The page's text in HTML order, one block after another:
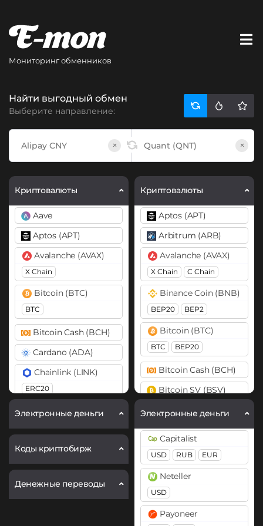
Мониторинг обменников
Найти выгодный обмен
Выберите направление:
× ×
Криптовалюты
Aave
Aptos (APT)
Avalanche (AVAX)
X Chain
Bitcoin (BTC)
BTC
Bitcoin Cash (BCH)
Cardano (ADA)
Chainlink (LINK)
ERC20
Dogecoin (DOGE)
Ethereum (ETH)
ERC20 ARB BASE
Ethereum Classic (ETC)
Электронные деньги
Коды криптобирж
Денежные переводы
Криптовалюты
Aptos (APT)
Arbitrum (ARB)
Avalanche (AVAX)
X Chain C Chain
Binance Coin (BNB)
BEP20 BEP2
Bitcoin (BTC)
BTC BEP20
Bitcoin Cash (BCH)
Bitcoin SV (BSV)
Cardano (ADA)
Cosmos (ATOM)
DASH
Dogecoin (DOGE)
DOGE
Polkadot (DOT)
DOT
Электронные деньги
Capitalist
USD RUB EUR
Neteller
USD
Payoneer